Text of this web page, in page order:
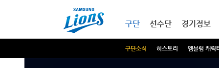
구단
구단소식 히스토리 엠블럼 캐릭
선수단 경기정보